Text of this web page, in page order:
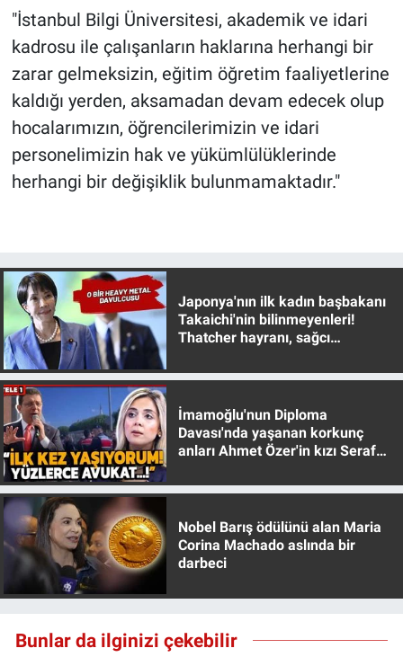
"İstanbul Bilgi Üniversitesi, akademik ve idari
kadrosu ile çalışanların haklarına herhangi bir
zarar gelmeksizin, eğitim öğretim faaliyetlerine
kaldığı yerden, aksamadan devam edecek olup
hocalarımızın, öğrencilerimizin ve idari
personelimizin hak ve yükümlülüklerinde
herhangi bir değişiklik bulunmamaktadır."
Japonya'nın ilk kadın başbakanı
Takaichi'nin bilinmeyenleri!
Thatcher hayranı, sağcı
İmamoğlu'nun Diploma
Davası'nda yaşanan korkunç
anları Ahmet Özer'in kızı Seraf
Nobel Barış ödülünü alan Maria
Corina Machado aslında bir
darbeci
Bunlar da ilginizi çekebilir